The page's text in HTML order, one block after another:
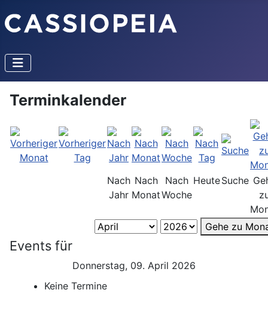
Terminkalender
Nach
Jahr
Nach
Monat
Nach
Woche
HeuteSuche
Gehe zu
Events für
Donnerstag, 09. April 2026
Keine Termine